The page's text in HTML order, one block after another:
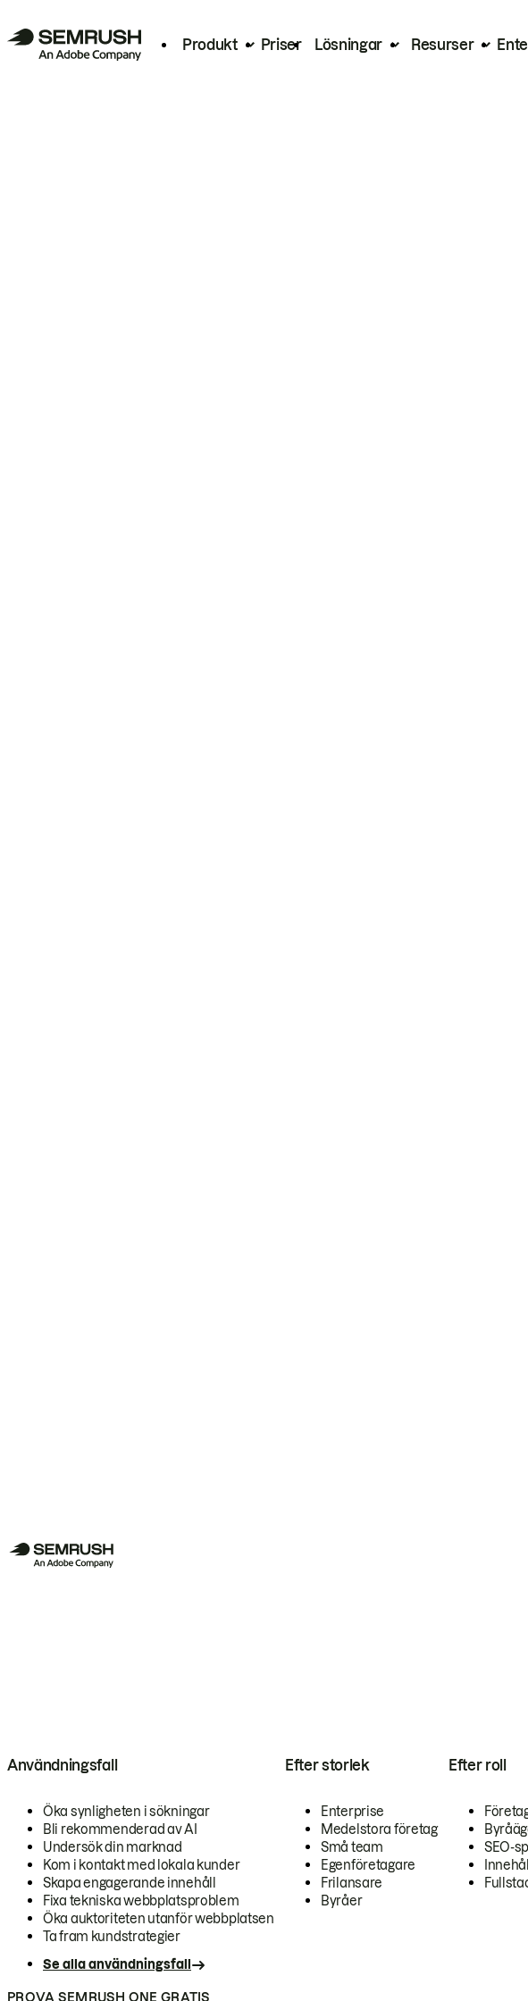
Produkt Priser Lösningar Resurser
Användningsfall
Öka synligheten i sökningar
Bli rekommenderad av AI
Undersök din marknad
Kom i kontakt med lokala kunder
Skapa engagerande innehåll
Fixa tekniska webbplatsproblem
Öka auktoriteten utanför webbplatsen
Ta fram kundstrategier
Se alla användningsfall
Efter storlek
Enterprise
Medelstora företag
Små team
Egenföretagare
Frilansare
Byråer
Efter roll
SEO-
PROVA SEMRUSH ONE GRATIS